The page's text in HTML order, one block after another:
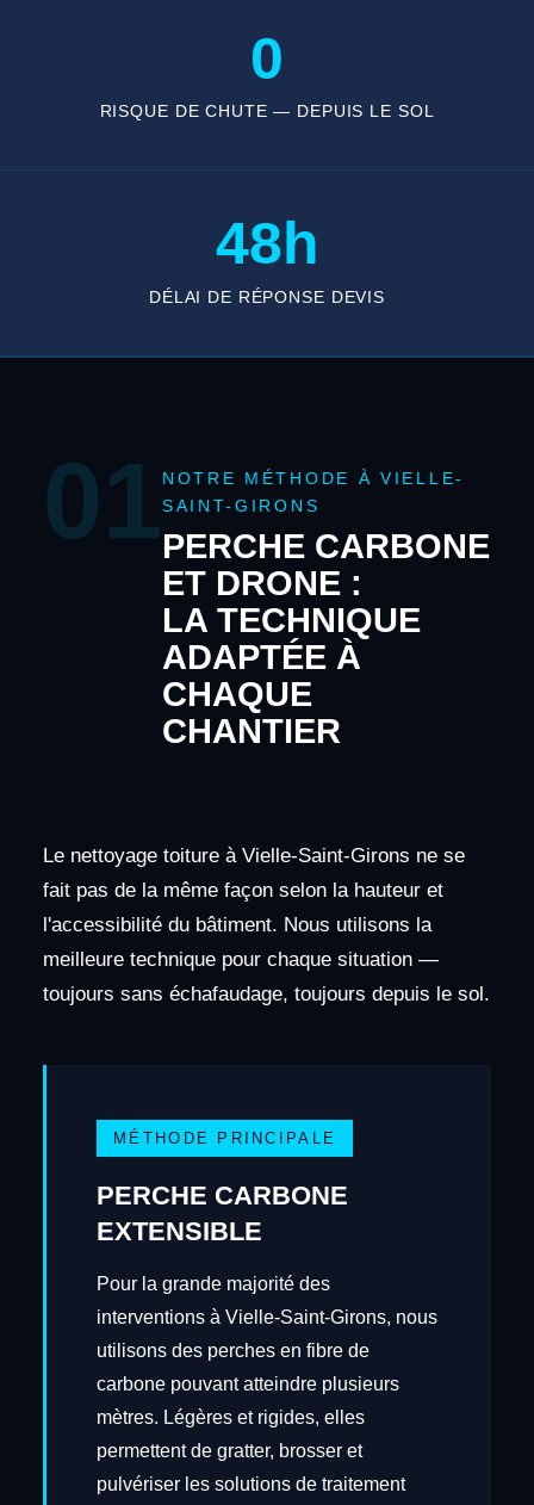
0
RISQUE DE CHUTE — DEPUIS LE SOL
48h
DÉLAI DE RÉPONSE DEVIS
01 NOTRE MÉTHODE À VIELLE-
SAINT-GIRONS
PERCHE CARBONE
ET DRONE :
LA TECHNIQUE
ADAPTÉE À
CHAQUE
CHANTIER
Le nettoyage toiture à Vielle-Saint-Girons ne se
fait pas de la même façon selon la hauteur et
l'accessibilité du bâtiment. Nous utilisons la
meilleure technique pour chaque situation —
toujours sans échafaudage, toujours depuis le sol.
MÉTHODE PRINCIPALE
PERCHE CARBONE
EXTENSIBLE
Pour la grande majorité des
interventions à Vielle-Saint-Girons, nous
utilisons des perches en fibre de
carbone pouvant atteindre plusieurs
mètres. Légères et rigides, elles
permettent de gratter, brosser et
pulvériser les solutions de traitement